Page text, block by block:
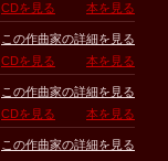
CDを見る
本を見る
この作曲家の詳細を見る
CDを見る
本を見る
この作曲家の詳細を見る
CDを見る
本を見る
この作曲家の詳細を見る